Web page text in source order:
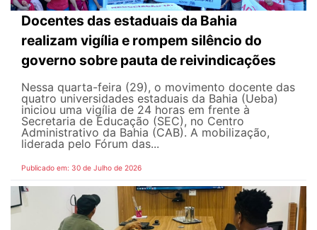
Docentes das estaduais da Bahia
realizam vigília e rompem silêncio do
governo sobre pauta de reivindicações
Nessa quarta-feira (29), o movimento docente das
quatro universidades estaduais da Bahia (Ueba)
iniciou uma vigília de 24 horas em frente à
Secretaria de Educação (SEC), no Centro
Administrativo da Bahia (CAB). A mobilização,
liderada pelo Fórum das...
Publicado em: 30 de Julho de 2026